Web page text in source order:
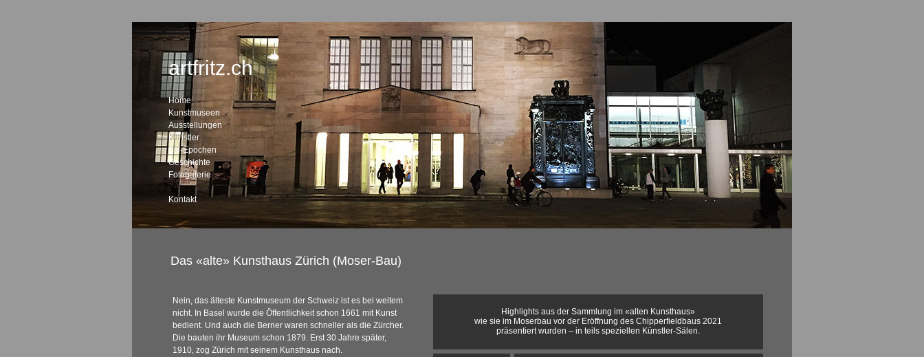
artfritz.ch
Home
Kunstmuseen
Ausstellungen
Künstler
Stil-Epochen
Geschichte
Fotogalerie
Kontakt
Das «alte» Kunsthaus Zürich (Moser-Bau)
Nein, das älteste Kunstmuseum der Schweiz ist es bei weitem
nicht. In Basel wurde die Öffentlichkeit schon 1661 mit Kunst
bedient. Und auch die Berner waren schneller als die Zürcher.
Die bauten ihr Museum schon 1879. Erst 30 Jahre später,
1910, zog Zürich mit seinem Kunsthaus nach.
Highlights aus der Sammlung im «alten Kunsthaus»
wie sie im Moserbau vor der Eröffnung des Chipperfieldbaus 2021
präsentiert wurden – in teils speziellen Künstler-Sälen.